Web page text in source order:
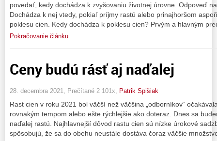
povedať, kedy dochádza k zvyšovaniu životnej úrovne. Odpoveď
Dochádza k nej vtedy, pokiaľ príjmy rastú alebo prinajhoršom
poklesu cien. Kedy dochádza k poklesu cien? Prvým a hlavným
Pokračovanie článku
Ceny budú rásť aj naďalej
28. decembra 2021, Prečítané 2 101x, Patrik Spišiak
Rast cien v roku 2021 bol väčší než väčšina „odborníkov“
rovnakým tempom alebo ešte rýchlejšie ako doteraz. Dnes sa
naďalej rastú. Najhlavnejší dôvod rastu cien sú nízke úrokové
spôsobujú, že sa do obehu neustále dostáva čoraz väčšie